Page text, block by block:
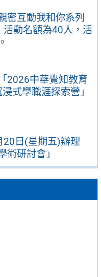
密互動我和你系列
動名額為40人，活
2026中華覺知教育
式學職涯探索營」
日(星期五)辦理
術研討會」